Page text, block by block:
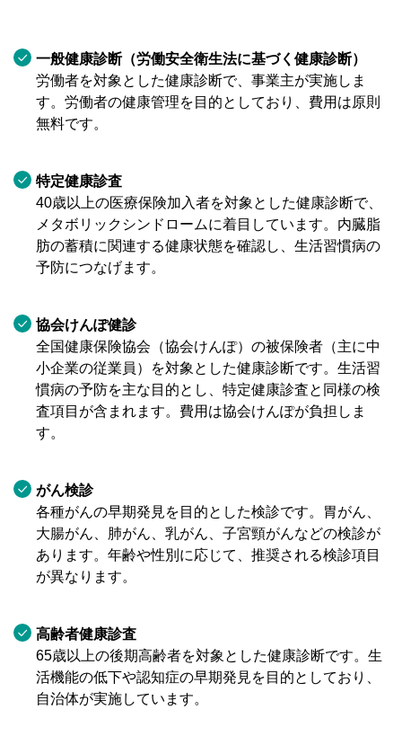
一般健康診断（労働安全衛生法に基づく健康診断）
労働者を対象とした健康診断で、事業主が実施しま
す。労働者の健康管理を目的としており、費用は原則
無料です。
特定健康診査
40歳以上の医療保険加入者を対象とした健康診断で、
メタボリックシンドロームに着目しています。内臓脂
肪の蓄積に関連する健康状態を確認し、生活習慣病の
予防につなげます。
協会けんぽ健診
全国健康保険協会（協会けんぽ）の被保険者（主に中
小企業の従業員）を対象とした健康診断です。生活習
慣病の予防を主な目的とし、特定健康診査と同様の検
査項目が含まれます。費用は協会けんぽが負担しま
す。
がん検診
各種がんの早期発見を目的とした検診です。胃がん、
大腸がん、肺がん、乳がん、子宮頸がんなどの検診が
あります。年齢や性別に応じて、推奨される検診項目
が異なります。
高齢者健康診査
65歳以上の後期高齢者を対象とした健康診断です。生
活機能の低下や認知症の早期発見を目的としており、
自治体が実施しています。